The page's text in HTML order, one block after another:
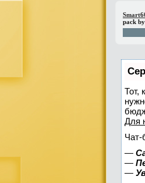
pack
Тот,
Для
Чат-
—
—
—